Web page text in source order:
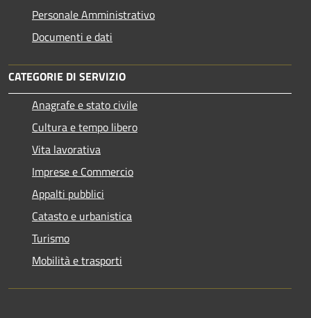
Personale Amministrativo
Documenti e dati
CATEGORIE DI SERVIZIO
Anagrafe e stato civile
Cultura e tempo libero
Vita lavorativa
Imprese e Commercio
Appalti pubblici
Catasto e urbanistica
Turismo
Mobilità e trasporti